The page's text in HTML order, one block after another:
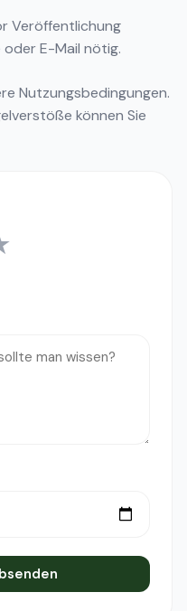
Veröffentlichung
E-Mail nötig.
Nutzungsbedingungen.
können Sie
Sterne